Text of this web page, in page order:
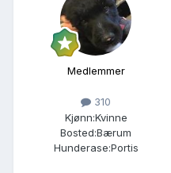
Medlemmer
310
Kjønn:Kvinne
Bosted:Bærum
Hunderase:Portis